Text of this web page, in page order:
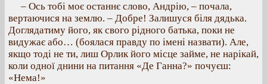
– Ось тобі моє останнє слово, Андрію, – почала,
вертаючися на землю. – Добре! Залишуся біля дядька.
Доглядатиму його, як свого рідного батька, поки не
видужає або… (боялася правду по імені назвати). Але,
якщо тоді не ти, лиш Орлик його місце займе, не нарікай,
коли одної днини на питання «Де Ганна?» почуєш:
«Нема!»